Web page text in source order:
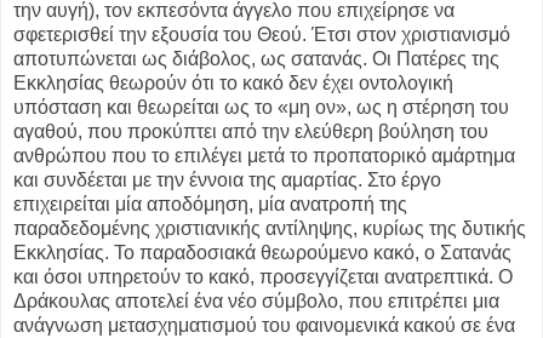
την αυγή), τον εκπεσόντα άγγελο που επιχείρησε να
σφετερισθεί την εξουσία του Θεού. Έτσι στον χριστιανισμό
αποτυπώνεται ως διάβολος, ως σατανάς. Οι Πατέρες της
Εκκλησίας θεωρούν ότι το κακό δεν έχει οντολογική
υπόσταση και θεωρείται ως το «μη ον», ως η στέρηση του
αγαθού, που προκύπτει από την ελεύθερη βούληση του
ανθρώπου που το επιλέγει μετά το προπατορικό αμάρτημα
και συνδέεται με την έννοια της αμαρτίας. Στο έργο
επιχειρείται μία αποδόμηση, μία ανατροπή της
παραδεδομένης χριστιανικής αντίληψης, κυρίως της δυτικής
Εκκλησίας. Το παραδοσιακά θεωρούμενο κακό, ο Σατανάς
και όσοι υπηρετούν το κακό, προσεγγίζεται ανατρεπτικά. Ο
Δράκουλας αποτελεί ένα νέο σύμβολο, που επιτρέπει μια
ανάγνωση μετασχηματισμού του φαινομενικά κακού σε ένα